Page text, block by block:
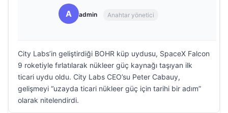
A admin Anahtar yönetici
City Labs’in geliştirdiği BOHR küp uydusu, SpaceX Falcon
9 roketiyle fırlatılarak nükleer güç kaynağı taşıyan ilk
ticari uydu oldu. City Labs CEO’su Peter Cabauy,
gelişmeyi “uzayda ticari nükleer güç için tarihi bir adım”
olarak nitelendirdi.